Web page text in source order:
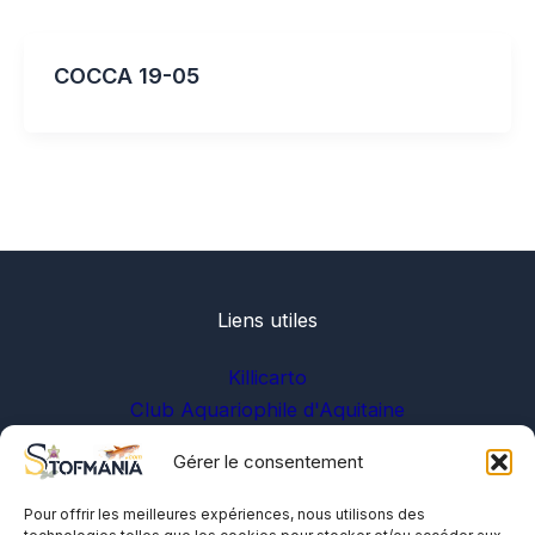
Gérer le consentement
Pour offrir les meilleures expériences, nous utilisons des
COCCA 19-05
Liens utiles
Killicarto
Club Aquariophile d'Aquitaine